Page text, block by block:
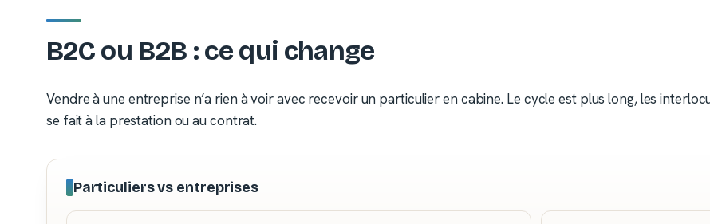
B2C ou B2B : ce qui change
Vendre à une entreprise n’a rien à voir avec recevoir un particulier en cabine. Le cycle est plus long, les
se fait à la prestation ou au contrat.
Particuliers vs entreprises